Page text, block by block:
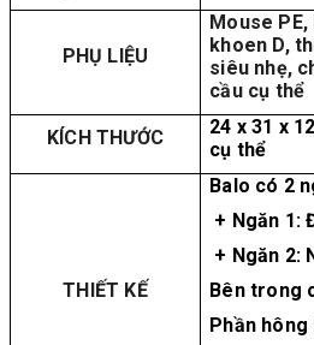
PHỤ LIỆU
Mouse
khoen D,
siêu nhẹ,
cầu cụ thể
KÍCH THƯỚC
24 x 31 x
cụ thể
THIẾT KẾ
Balo có 2
+ Ngăn 1:
+ Ngăn 2:
Bên trong
Phần